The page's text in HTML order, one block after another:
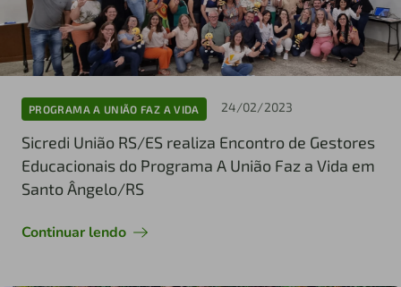
PROGRAMA A UNIÃO FAZ A VIDA 24/02/2023
Sicredi União RS/ES realiza Encontro de Gestores
Educacionais do Programa A União Faz a Vida em
Santo Ângelo/RS
Continuar lendo